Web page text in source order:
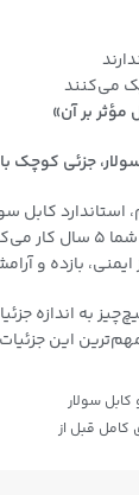
می‌کنند
بر آن»
جزئی کوچک با
استاندارد کابل
ایمنی، بازده و
به اندازه
این
سولار
کامل قبل از